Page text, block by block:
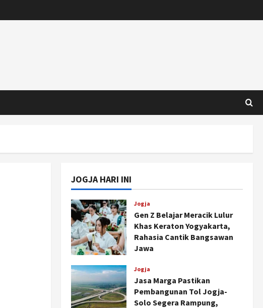
JOGJA HARI INI
Jogja
Gen Z Belajar Meracik Lulur
Khas Keraton Yogyakarta,
Rahasia Cantik Bangsawan
Jawa
Jogja
Jasa Marga Pastikan
Pembangunan Tol Jogja-
Solo Segera Rampung,